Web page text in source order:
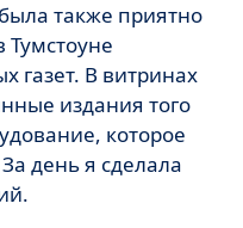
также приятно
Тумстоуне
газет. В витринах
издания того
которое
день я сделала